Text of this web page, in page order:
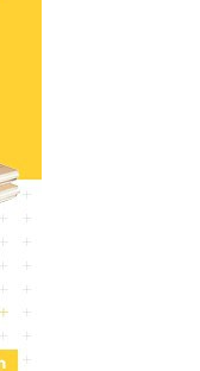
actions
réduire s
le
verts qui
ci sont
date, dont le
de
et selon les
Mais
croissante de